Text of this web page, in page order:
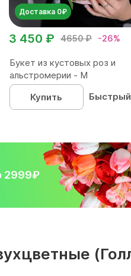
Доставка 0₽
4650 ₽ -26%
3 450 ₽
Букет из кустовых роз и
альстромерии - М
Купить
Быстрый
2999₽